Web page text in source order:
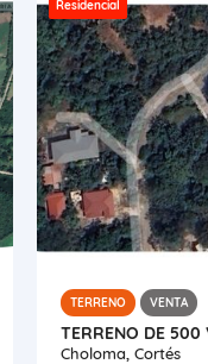
Residencial
TERRENO VENTA
Choloma, Cortés